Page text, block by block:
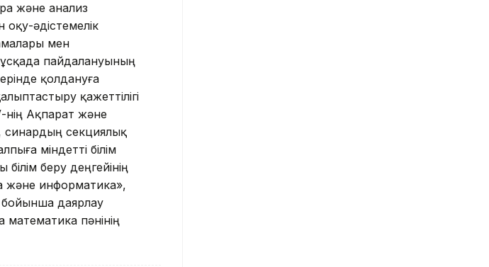
және анализ
әдістемелік
мен
пайдалануының
қолдануға
қажеттілігі
Ақпарат және
секциялық
міндетті білім
беру деңгейінің
және информатика»,
даярлау
математика пәнінің